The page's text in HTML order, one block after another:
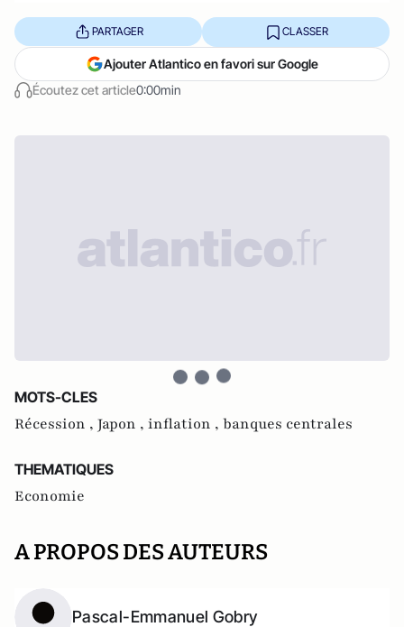
Écoutez cet article0:00min
PARTAGER CLASSER
Ajouter Atlantico en favori sur Google
MOTS-CLES
Récession , Japon , inflation , banques centrales
THEMATIQUES
Economie
A PROPOS DES AUTEURS
Pascal-Emmanuel Gobry